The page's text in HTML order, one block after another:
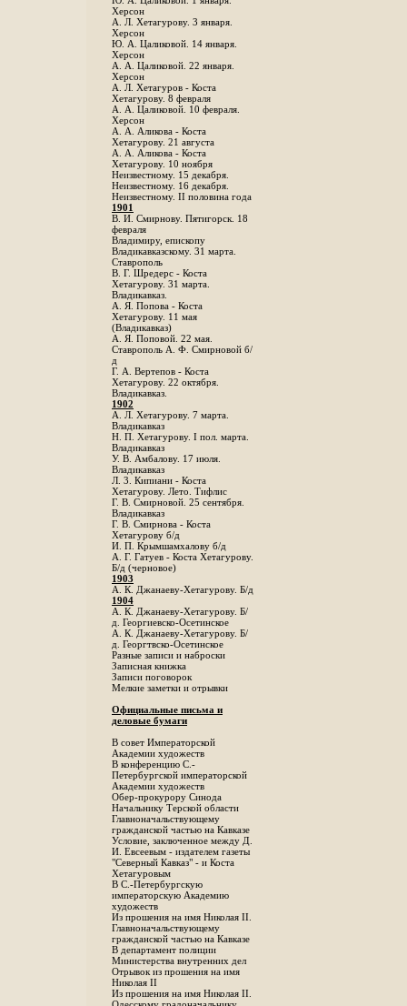
Херсон
А. Л. Хетагурову. 3 января.
Херсон
Ю. А. Цаликовой. 14 января.
Херсон
А. А. Цаликовой. 22 января.
Херсон
А. Л. Хетагуров - Коста
Хетагурову. 8 февраля
А. А. Цаликовой. 10 февраля.
Херсон
А. А. Аликова - Коста
Хетагурову. 21 августа
А. А. Аликова - Коста
Хетагурову. 10 ноября
Неизвестному. 15 декабря.
Неизвестному. 16 декабря.
Неизвестному. II половина года
1901
В. И. Смирнову. Пятигорск. 18
февраля
Владимиру, епископу
Владикавказскому. 31 марта.
Ставрополь
В. Г. Шредерс - Коста
Хетагурову. 31 марта.
Владикавказ.
А. Я. Попова - Коста
Хетагурову. 11 мая
(Владикавказ)
А. Я. Поповой. 22 мая.
Ставрополь А. Ф. Смирновой б/
д
Г. А. Вертепов - Коста
Хетагурову. 22 октября.
Владикавказ.
1902
А. Л. Хетагурову. 7 марта.
Владикавказ
Н. П. Хетагурову. I пол. марта.
Владикавказ
У. В. Амбалову. 17 июля.
Владикавказ
Л. 3. Кипиани - Коста
Хетагурову. Лето. Тифлис
Г. В. Смирновой. 25 сентября.
Владикавказ
Г. В. Смирнова - Коста
Хетагурову б/д
И. П. Крымшамхалову б/д
А. Г. Гатуев - Коста Хетагурову.
Б/д (черновое)
1903
А. К. Джанаеву-Хетагурову. Б/д
1904
А. К. Джанаеву-Хетагурову. Б/
д. Георгиевско-Осетинское
А. К. Джанаеву-Хетагурову. Б/
д. Георгтвско-Осетинское
Разные записи и наброски
Записная книжка
Записи поговорок
Мелкие заметки и отрывки
Официальные письма и
деловые бумаги
В совет Императорской
Академии художеств
В конференцию С.-
Петербургской императорской
Академии художеств
Обер-прокурору Синода
Начальнику Терской области
Главноначальствующему
гражданской частью на Кавказе
Условие, заключенное между Д.
И. Евсеевым - издателем газеты
"Северный Кавказ" - и Коста
Хетагуровым
В С.-Петербургскую
императорскую Академию
художеств
Из прошения на имя Николая II.
Главноначальствующему
гражданской частью на Кавказе
В департамент полиции
Министерства внутренних дел
Отрывок из прошения на имя
Николая II
Из прошения на имя Николая II.